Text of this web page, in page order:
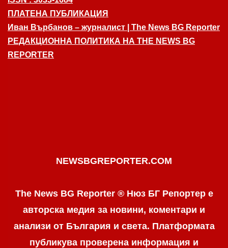
ПЛАТЕНА ПУБЛИКАЦИЯ
Иван Върбанов – журналист | The News BG Reporter
РЕДАКЦИОННА ПОЛИТИКА НА THE NEWS BG
REPORTER
NEWSBGREPORTER.COM
The News BG Reporter ® Нюз БГ Репортер е
авторска медия за новини, коментари и
анализи от България и света. Платформата
публикува проверена информация и